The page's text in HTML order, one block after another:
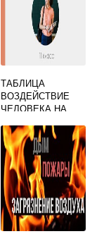
ТАБЛИЦА
ВОЗДЕЙСТВИЕ
ЧЕЛОВЕКА НА